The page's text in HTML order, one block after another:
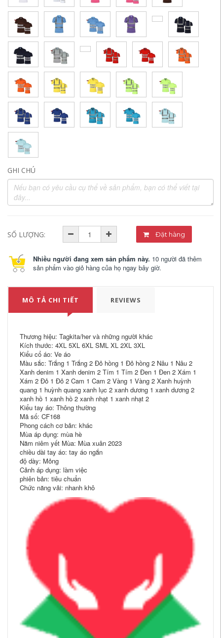
GHI CHÚ
SỐ LƯỢNG: Đặt hàng
Nhiều người đang xem sản phẩm này. 10 người đã thêm
sản phẩm vào giỏ hàng của họ ngay bây giờ.
MÔ TẢ CHI TIẾT REVIEWS
Thương hiệu: Tagkita/her và những người khác
Kích thước: 4XL 5XL 6XL SML XL 2XL 3XL
Kiểu cổ áo: Ve áo
Màu sắc: Trắng 1 Trắng 2 Đỏ hồng 1 Đỏ hồng 2 Nâu 1 Nâu 2
Xanh denim 1 Xanh denim 2 Tím 1 Tím 2 Đen 1 Đen 2 Xám 1
Xám 2 Đỏ 1 Đỏ 2 Cam 1 Cam 2 Vàng 1 Vàng 2 Xanh huỳnh
quang 1 huỳnh quang xanh lục 2 xanh dương 1 xanh dương 2
xanh hồ 1 xanh hồ 2 xanh nhạt 1 xanh nhạt 2
Kiểu tay áo: Thông thường
Mã số: CF168
Phong cách cơ bản: khác
Mùa áp dụng: mùa hè
Năm niêm yết Mùa: Mùa xuân 2023
chiều dài tay áo: tay áo ngắn
độ dày: Mỏng
Cảnh áp dụng: làm việc
phiên bản: tiêu chuẩn
Chức năng vải: nhanh khô